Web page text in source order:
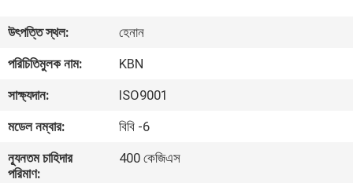
আমাদের
সম্পর্কে
কারখানা
ভ্রমণ
উৎপত্তি স্থল:
হেনান
পরিচিতিমুলক নাম:
KBN
সাক্ষ্যদান:
ISO9001
মডেল নম্বার:
বিবি -6
ন্যূনতম চাহিদার
পরিমাণ:
400 কেজিএস